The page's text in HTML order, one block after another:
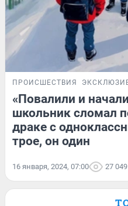
ПРОИСШЕСТВИЯ
«Повалили и
школьник сломал
драке с
трое, он один
16 января, 2024, 07:00 27 049